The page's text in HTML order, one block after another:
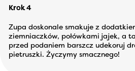
Krok 4
Zupa doskonale smakuje z
ziemniaczków, połówkami jajek, a
przed podaniem barszcz udekoruj
pietruszki. Życzymy smacznego!